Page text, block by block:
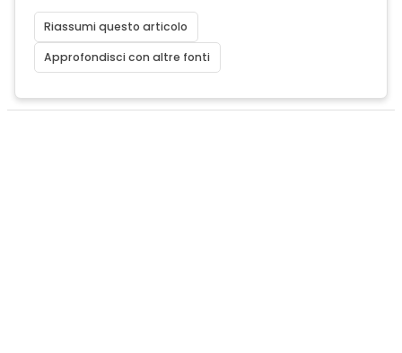
Riassumi questo articolo
Approfondisci con altre fonti